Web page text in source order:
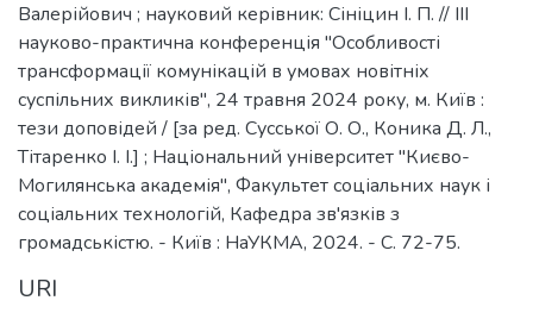
Валерійович ; науковий керівник: Сініцин І. П. // III
науково-практична конференція "Особливості
трансформації комунікацій в умовах новітніх
суспільних викликів", 24 травня 2024 року, м. Київ :
тези доповідей / [за ред. Сусської О. О., Коника Д. Л.,
Тітаренко І. І.] ; Національний університет "Києво-
Могилянська академія", Факультет соціальних наук і
соціальних технологій, Кафедра зв'язків з
громадськістю. - Київ : НаУКМА, 2024. - C. 72-75.
URI